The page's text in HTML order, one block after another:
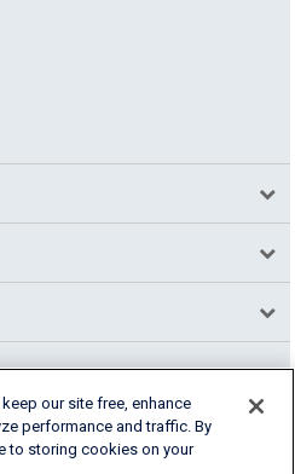
our site free, enhance
performance and traffic. By
to storing cookies on your